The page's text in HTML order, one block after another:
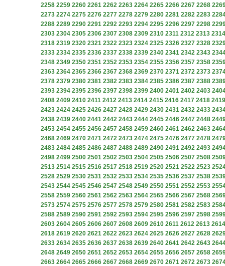
2258 2259 2260 2261 2262 2263 2264 2265 2266 2267 2268
2273 2274 2275 2276 2277 2278 2279 2280 2281 2282 2283
2288 2289 2290 2291 2292 2293 2294 2295 2296 2297 2298
2303 2304 2305 2306 2307 2308 2309 2310 2311 2312 2313 2314
2318 2319 2320 2321 2322 2323 2324 2325 2326 2327 2328
2333 2334 2335 2336 2337 2338 2339 2340 2341 2342 2343
2348 2349 2350 2351 2352 2353 2354 2355 2356 2357 2358
2363 2364 2365 2366 2367 2368 2369 2370 2371 2372 2373
2378 2379 2380 2381 2382 2383 2384 2385 2386 2387 2388
2393 2394 2395 2396 2397 2398 2399 2400 2401 2402 2403
2408 2409 2410 2411 2412 2413 2414 2415 2416 2417 2418 2419
2423 2424 2425 2426 2427 2428 2429 2430 2431 2432 2433
2438 2439 2440 2441 2442 2443 2444 2445 2446 2447 2448
2453 2454 2455 2456 2457 2458 2459 2460 2461 2462 2463
2468 2469 2470 2471 2472 2473 2474 2475 2476 2477 2478
2483 2484 2485 2486 2487 2488 2489 2490 2491 2492 2493
2498 2499 2500 2501 2502 2503 2504 2505 2506 2507 2508
2513 2514 2515 2516 2517 2518 2519 2520 2521 2522 2523
2528 2529 2530 2531 2532 2533 2534 2535 2536 2537 2538
2543 2544 2545 2546 2547 2548 2549 2550 2551 2552 2553
2558 2559 2560 2561 2562 2563 2564 2565 2566 2567 2568
2573 2574 2575 2576 2577 2578 2579 2580 2581 2582 2583
2588 2589 2590 2591 2592 2593 2594 2595 2596 2597 2598
2603 2604 2605 2606 2607 2608 2609 2610 2611 2612 2613 2614
2618 2619 2620 2621 2622 2623 2624 2625 2626 2627 2628
2633 2634 2635 2636 2637 2638 2639 2640 2641 2642 2643
2648 2649 2650 2651 2652 2653 2654 2655 2656 2657 2658
2663 2664 2665 2666 2667 2668 2669 2670 2671 2672 2673